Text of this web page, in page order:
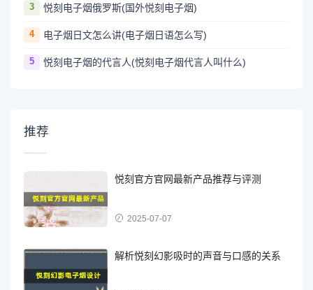
3 悦刻电子烟俄罗斯(国外悦刻电子烟)
4 电子烟日文怎么讲(电子烟日语怎么写)
5 悦刻电子烟的代言人(悦刻电子烟代言人叫什么)
推荐
悦刻官方官网最新产品推荐与评测
2025-07-07
解析悦刻幻影吸时的声音与口感的关系